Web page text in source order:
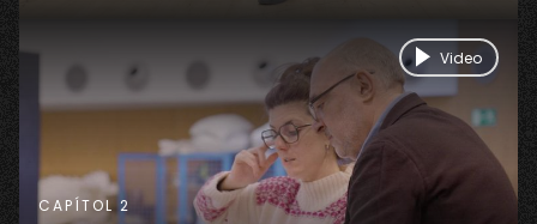
CAPÍTOL 2
Video